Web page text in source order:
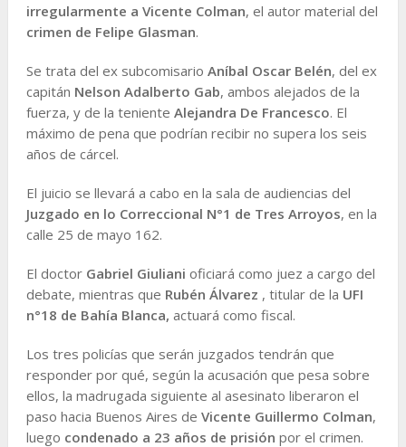
irregularmente a Vicente Colman, el autor material del
crimen de Felipe Glasman.
Se trata del ex subcomisario Aníbal Oscar Belén, del ex
capitán Nelson Adalberto Gab, ambos alejados de la
fuerza, y de la teniente Alejandra De Francesco. El
máximo de pena que podrían recibir no supera los seis
años de cárcel.
El juicio se llevará a cabo en la sala de audiencias del
Juzgado en lo Correccional N°1 de Tres Arroyos, en la
calle 25 de mayo 162.
El doctor Gabriel Giuliani oficiará como juez a cargo del
debate, mientras que Rubén Álvarez , titular de la UFI
n°18 de Bahía Blanca, actuará como fiscal.
Los tres policías que serán juzgados tendrán que
responder por qué, según la acusación que pesa sobre
ellos, la madrugada siguiente al asesinato liberaron el
paso hacia Buenos Aires de Vicente Guillermo Colman,
luego condenado a 23 años de prisión por el crimen.